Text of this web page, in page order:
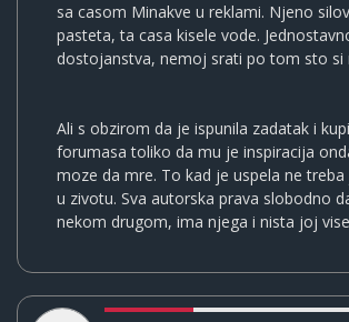
sa casom Minakve u reklami. Njeno
pasteta, ta casa kisele vode.
dostojanstva, nemoj srati po tom sto si
Ali s obzirom da je ispunila zadatak i
forumasa toliko da mu je inspiracija
moze da mre. To kad je uspela ne
u zivotu. Sva autorska prava slobodno
nekom drugom, ima njega i nista joj